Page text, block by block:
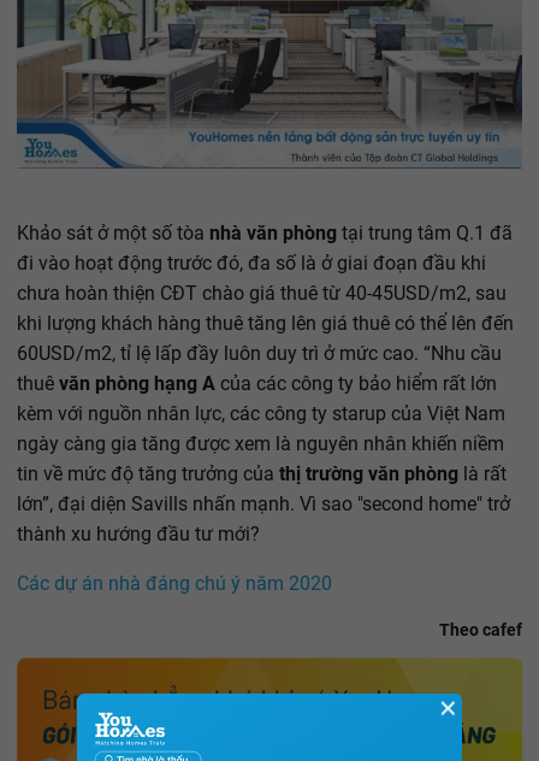
Khảo sát ở một số tòa nhà văn phòng tại trung tâm Q.1 đã
đi vào hoạt động trước đó, đa số là ở giai đoạn đầu khi
chưa hoàn thiện CĐT chào giá thuê từ 40-45USD/m2, sau
khi lượng khách hàng thuê tăng lên giá thuê có thể lên đến
60USD/m2, tỉ lệ lấp đầy luôn duy trì ở mức cao. “Nhu cầu
thuê văn phòng hạng A của các công ty bảo hiểm rất lớn
kèm với nguồn nhân lực, các công ty starup của Việt Nam
ngày càng gia tăng được xem là nguyên nhân khiến niềm
tin về mức độ tăng trưởng của thị trường văn phòng là rất
lớn”, đại diện Savills nhấn mạnh. Vì sao "second home" trở
thành xu hướng đầu tư mới?
Các dự án nhà đáng chú ý năm 2020
Theo cafef
✕